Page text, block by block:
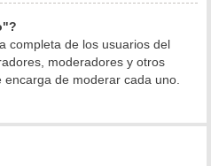
completa de los usuarios del
moderadores y otros
de moderar cada uno.